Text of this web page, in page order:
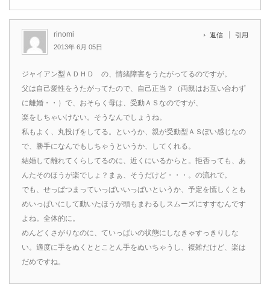
rinomi
2013年 6月 05日
返信 引用
ジャイアン型ＡＤＨＤ の、情緒障害をうたがってるのですが。
父は自己愛性をうたがってたので、自己正当？（両親はお互い合わず
に離婚・・）で、おそらく母は、受動ＡＳなのですが、
楽をしちゃいけない。そうなんでしょうね。
私もよく、丸投げをしてる。というか、親が受動型ＡＳぽい感じなの
で、勝手になんでもしちゃうというか、してくれる。
結婚して離れてくらしてるのに、近くにいるからと。拒否っても、あ
んたそのほうが楽でしょ？まぁ、そうだけど・・・。の流れで。
でも、せっぱつまっていっぱいいっぱいというか、予定を慌しくとも
めいっぱいにして動いたほうが頭もまわるしスムーズにすすむんです
よね。全体的に。
めんどくさがりなのに、ていっぱいの状態にしなきゃすっきりしな
い。適度に手をぬくととことん手をぬいちゃうし、複雑だけど、楽は
だめですね。